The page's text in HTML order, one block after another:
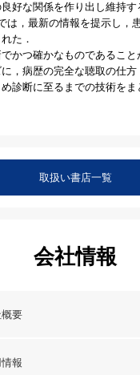
好な関係を作り出し維持
は，最新の情報を提示し，
た．
かつ確かなものであるこ
，病歴の完全な聴取の仕
診断に至るまでの技術を
取扱い書店一覧
会社情報
要
報